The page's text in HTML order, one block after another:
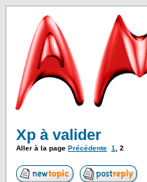
Xp à valider
Aller à la page Précédente 1 2